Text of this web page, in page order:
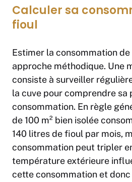
Calculer sa
fioul
Estimer la consommation
approche méthodique. Une
consiste à surveiller
la cuve pour comprendre sa
consommation. En règle
de 100 m² bien isolée
140 litres de fioul par mois,
consommation peut tripler
température extérieure
cette consommation et